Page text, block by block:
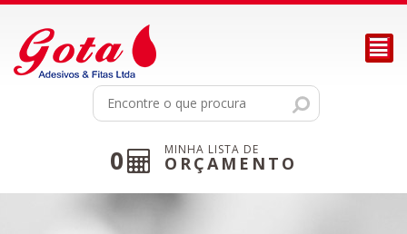
²
0 MINHA LISTA DE
ORÇAMENTO